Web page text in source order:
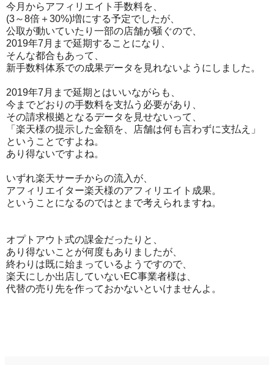
今月からアフィリエイト手数料を、
(3～8倍＋30%)増にする予定でしたが、
公取が動いていたり一部の店舗が騒ぐので、
2019年7月まで延期することになり、
そんな都合もあって、
新手数料体系での成果データを見れないようにしました。
2019年7月まで延期とはいいながらも、
今までどおりの手数料を支払う必要があり、
その請求根拠となるデータを見せないって、
「楽天様の提示した金額を、店舗は何も言わずに支払え」
ということですよね。
あり得ないですよね。
いずれ楽天サーチからの流入が、
アフィリエイター楽天様のアフィリエイト成果。
ということになるのではとまで考えられますね。
オプトアウト式の課金だったりと、
あり得ないことが何度もありましたが、
終わりは既に始まっているようですので、
楽天にしか出店していないEC事業者様は、
代替の売り先を作っておかないといけませんよ。